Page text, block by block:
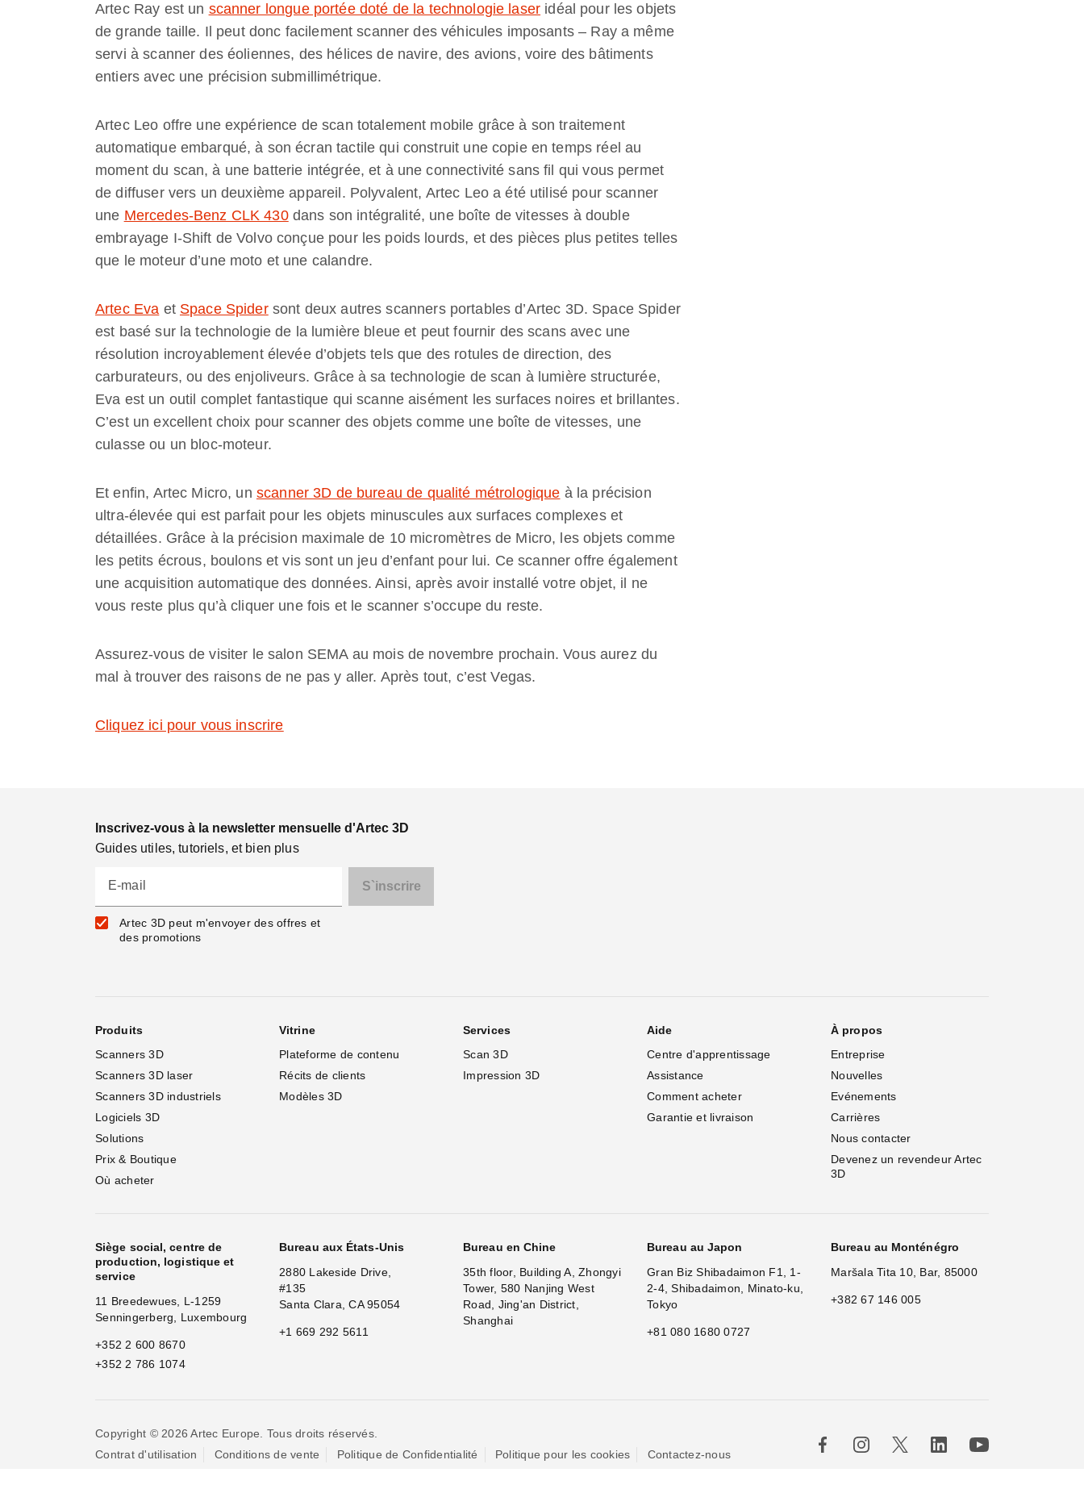
Artec Ray est un scanner longue portée doté de la technologie laser idéal pour les objets
de grande taille. Il peut donc facilement scanner des véhicules imposants – Ray a même
servi à scanner des éoliennes, des hélices de navire, des avions, voire des bâtiments
entiers avec une précision submillimétrique.
Artec Leo offre une expérience de scan totalement mobile grâce à son traitement
automatique embarqué, à son écran tactile qui construit une copie en temps réel au
moment du scan, à une batterie intégrée, et à une connectivité sans fil qui vous permet
de diffuser vers un deuxième appareil. Polyvalent, Artec Leo a été utilisé pour scanner
une Mercedes-Benz CLK 430dans son intégralité, une boîte de vitesses à double
embrayage I-Shift de Volvo conçue pour les poids lourds, et des pièces plus petites telles
que le moteur d’une moto et une calandre.
Artec Eva et Space Spidersont deux autres scanners portables d’Artec 3D. Space Spider
est basé sur la technologie de la lumière bleue et peut fournir des scans avec une
résolution incroyablement élevée d’objets tels que des rotules de direction, des
carburateurs, ou des enjoliveurs. Grâce à sa technologie de scan à lumière structurée,
Eva est un outil complet fantastique qui scanne aisément les surfaces noires et brillantes.
C’est un excellent choix pour scanner des objets comme une boîte de vitesses, une
culasse ou un bloc-moteur.
Et enfin, Artec Micro, un scanner 3D de bureau de qualité métrologique à la précision
ultra-élevée qui est parfait pour les objets minuscules aux surfaces complexes et
détaillées. Grâce à la précision maximale de 10 micromètres de Micro, les objets comme
les petits écrous, boulons et vis sont un jeu d’enfant pour lui. Ce scanner offre également
une acquisition automatique des données. Ainsi, après avoir installé votre objet, il ne
vous reste plus qu’à cliquer une fois et le scanner s’occupe du reste.
Assurez-vous de visiter le salon SEMA au mois de novembre prochain. Vous aurez du
mal à trouver des raisons de ne pas y aller. Après tout, c’est Vegas.
Cliquez ici pour vous inscrire
Inscrivez-vous à la newsletter mensuelle d'Artec 3D
Guides utiles, tutoriels, et bien plus
E-mail
Artec 3D peut m'envoyer des offres et
des promotions
Produits
Scanners 3D
Scanners 3D laser
Scanners 3D industriels
Logiciels 3D
Solutions
Prix & Boutique
Où acheter
Vitrine
Plateforme de contenu
Récits de clients
Modèles 3D
Services
Scan 3D
Impression 3D
Aide
Centre d'apprentissage
Assistance
Comment acheter
Garantie et livraison
À propos
Entreprise
Nouvelles
Evénements
Carrières
Nous contacter
Devenez un revendeur Artec
3D
Siège social, centre de
production, logistique et
service
11 Breedewues, L-1259
Senningerberg, Luxembourg
+352 2 600 8670
+352 2 786 1074
Bureau aux États-Unis
2880 Lakeside Drive,
#135
Santa Clara, CA 95054
+1 669 292 5611
Bureau en Chine
35th floor, Building A, Zhongyi
Tower, 580 Nanjing West
Road, Jing'an District,
Shanghai
Bureau au Japon
Gran Biz Shibadaimon F1, 1-
2-4, Shibadaimon, Minato-ku,
Tokyo
+81 080 1680 0727
Bureau au Monténégro
Maršala Tita 10, Bar, 85000
+382 67 146 005
Copyright © 2026 Artec Europe. Tous droits réservés.
Contrat d'utilisation
Conditions de vente Politique de Confidentialité Politique pour les cookies Contactez-nous